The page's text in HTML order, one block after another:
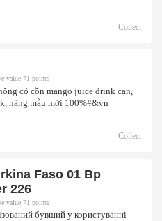
Collect
value 71 points
có cồn mango juice drink can,
hàng mẫu mới 100%#&vn
Collect
Faso 01 Bp
226
value 71 points
бувший у користуванні